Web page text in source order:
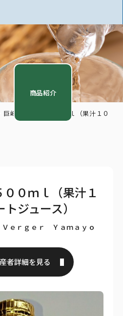
商品紹介
巨峰ジュース５００ｍｌ（果汁１０
０ｍｌ（果汁１
ジュース）
ｅｒｇｅｒ Ｙａｍａｙｏ
者詳細を見る